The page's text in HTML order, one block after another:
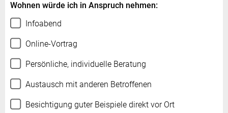
Wohnen würde ich in Anspruch nehmen:
Infoabend
Online-Vortrag
Persönliche, individuelle Beratung
Austausch mit anderen Betroffenen
Besichtigung guter Beispiele direkt vor Ort